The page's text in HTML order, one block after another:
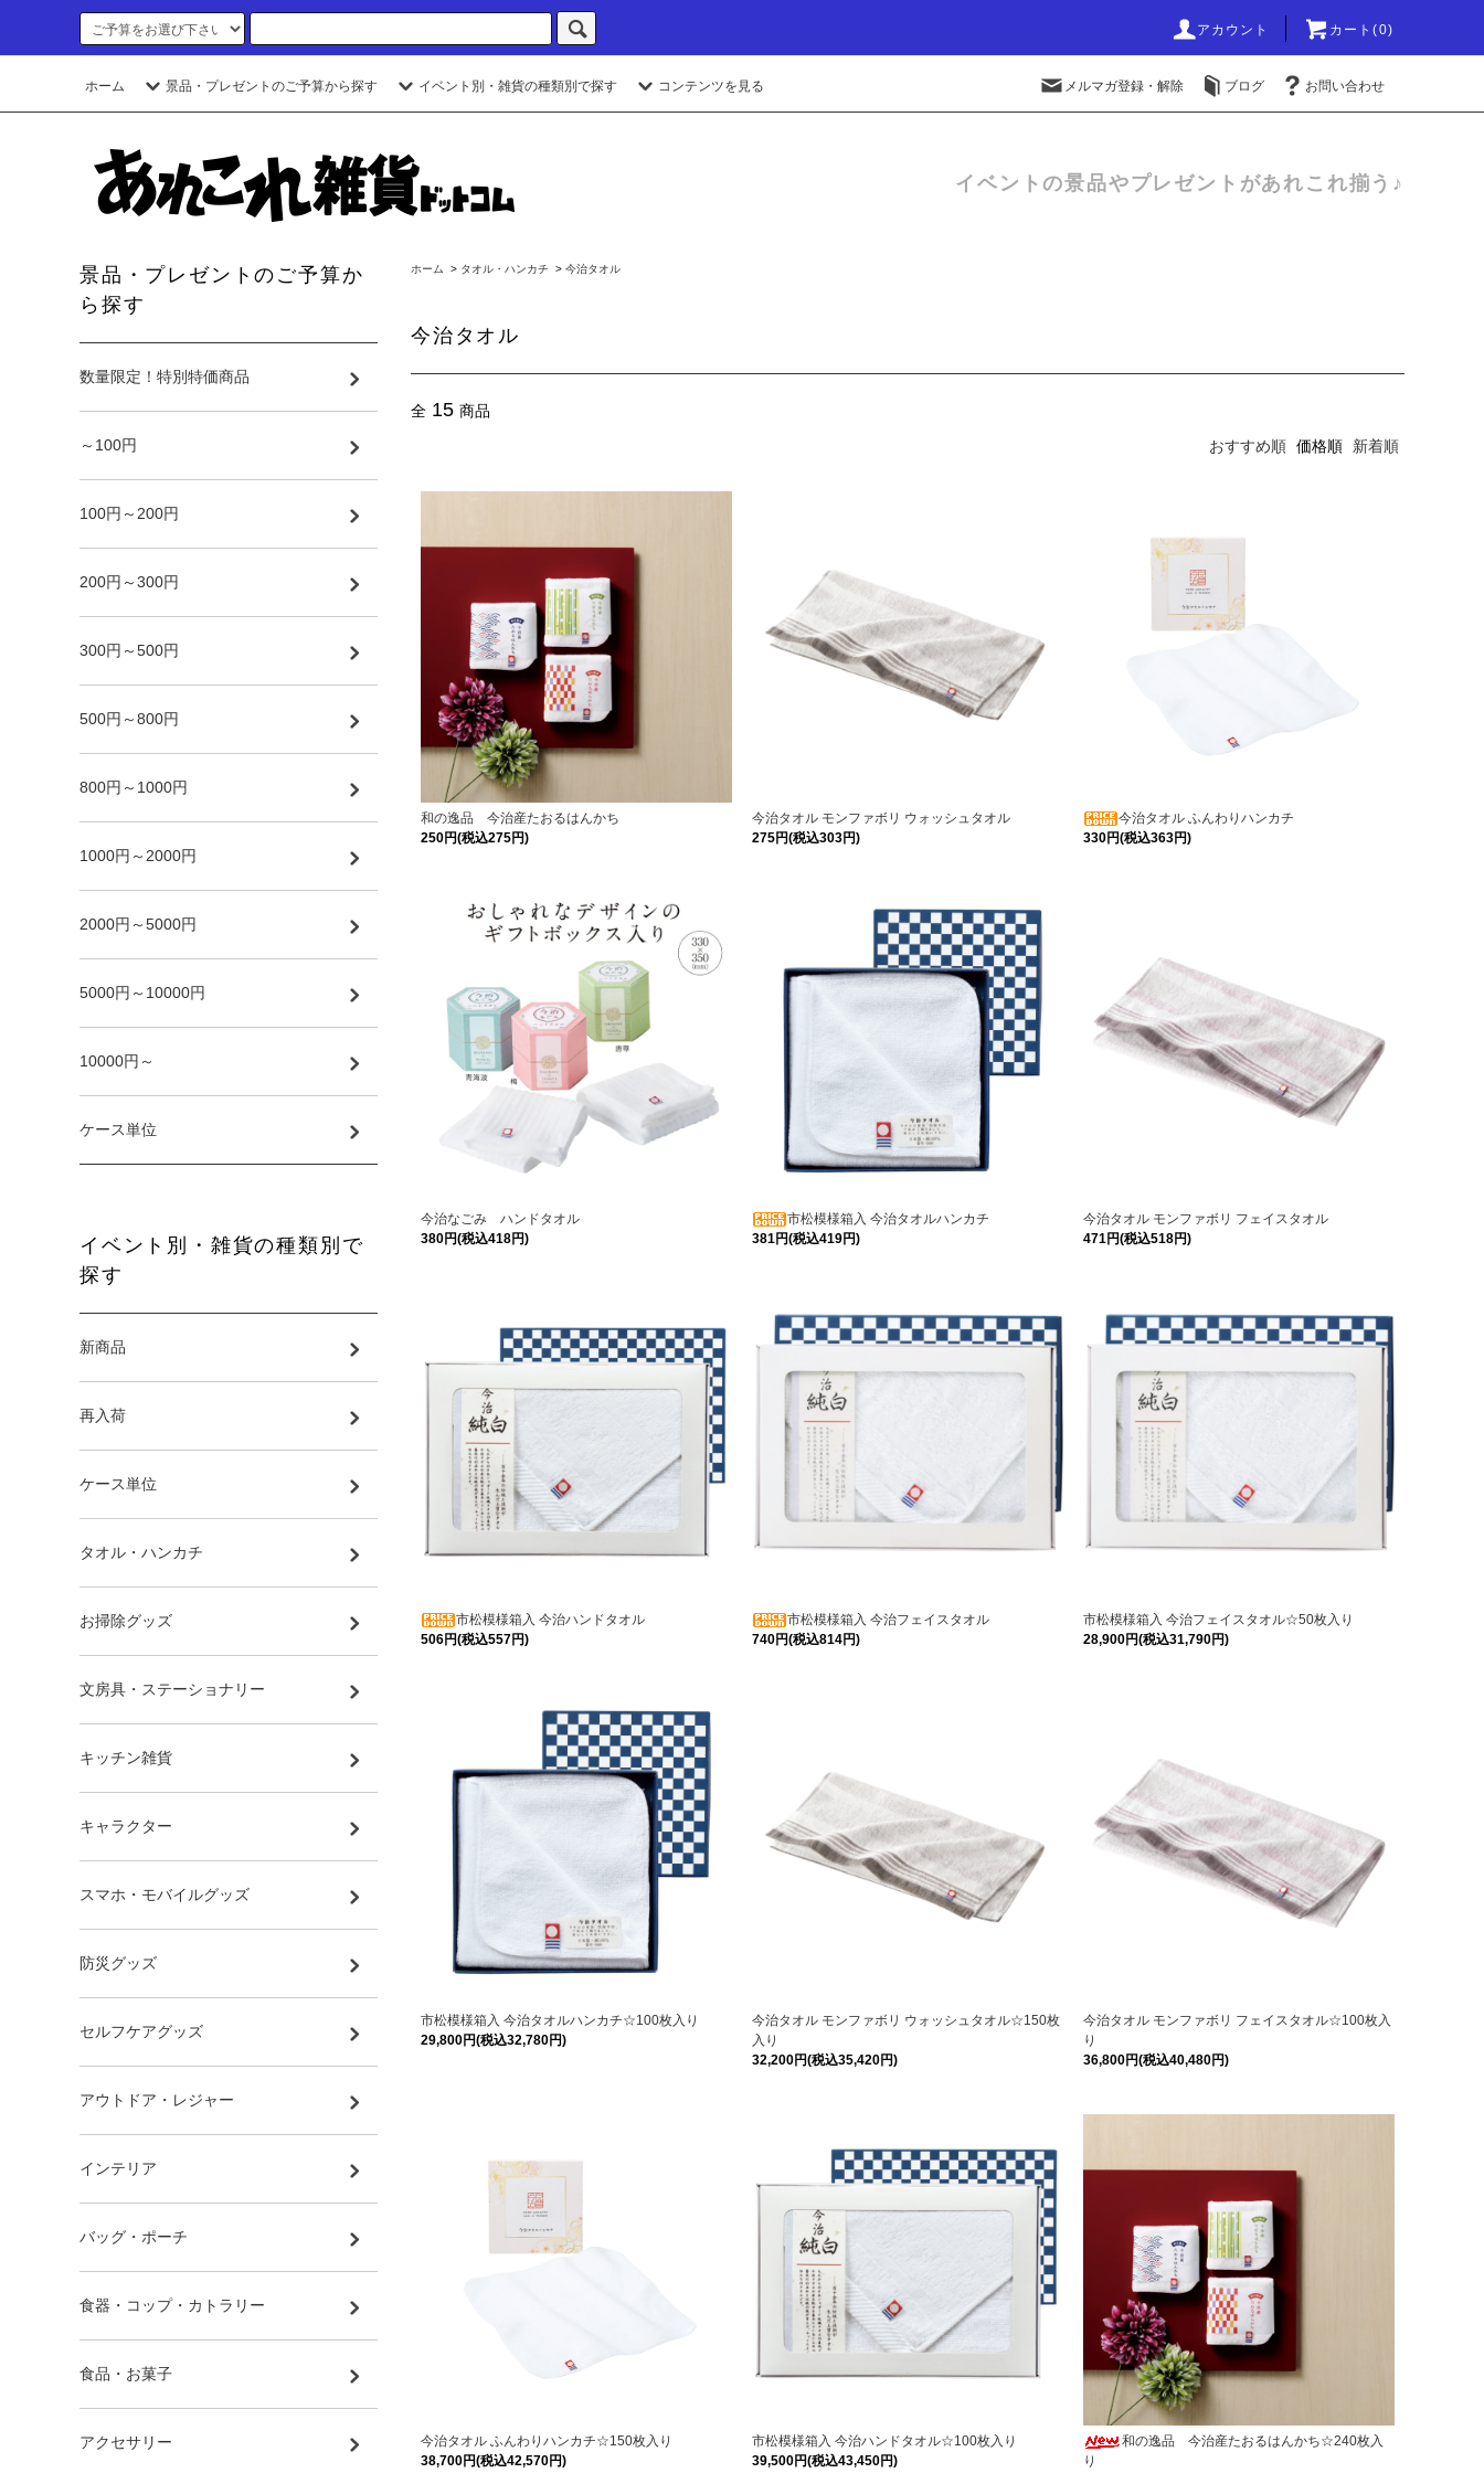
アカウント カート(0)
ホーム 景品・プレゼントのご予算から探す イベント別・雑貨の種類別で探す コンテンツを見る メルマガ登録・解除 ブログ お問い合わせ
イベントの景品やプレゼントがあれこれ揃う♪
ホーム > タオル・ハンカチ > 今治タオル
今治タオル
全 15 商品
おすすめ順 価格順 新着順
和の逸品 今治産たおるはんかち
250円(税込275円)
今治タオル モンファボリ ウォッシュタオル
275円(税込303円)
今治タオル ふんわりハンカチ
330円(税込363円)
今治なごみ ハンドタオル
380円(税込418円)
市松模様箱入 今治タオルハンカチ
381円(税込419円)
今治タオル モンファボリ フェイスタオル
471円(税込518円)
市松模様箱入 今治ハンドタオル
506円(税込557円)
市松模様箱入 今治フェイスタオル
740円(税込814円)
市松模様箱入 今治フェイスタオル☆50枚入り
28,900円(税込31,790円)
市松模様箱入 今治タオルハンカチ☆100枚入り
29,800円(税込32,780円)
今治タオル モンファボリ ウォッシュタオル☆150枚
入り
32,200円(税込35,420円)
今治タオル モンファボリ フェイスタオル☆100枚入
り
36,800円(税込40,480円)
今治タオル ふんわりハンカチ☆150枚入り
38,700円(税込42,570円)
市松模様箱入 今治ハンドタオル☆100枚入り
39,500円(税込43,450円)
和の逸品 今治産たおるはんかち☆240枚入
り
景品・プレゼントのご予算か
ら探す
数量限定！特別特価商品
～100円
100円～200円
200円～300円
300円～500円
500円～800円
800円～1000円
1000円～2000円
2000円～5000円
5000円～10000円
10000円～
ケース単位
イベント別・雑貨の種類別で
探す
新商品
再入荷
ケース単位
タオル・ハンカチ
お掃除グッズ
文房具・ステーショナリー
キッチン雑貨
キャラクター
スマホ・モバイルグッズ
防災グッズ
セルフケアグッズ
アウトドア・レジャー
インテリア
バッグ・ポーチ
食器・コップ・カトラリー
食品・お菓子
アクセサリー